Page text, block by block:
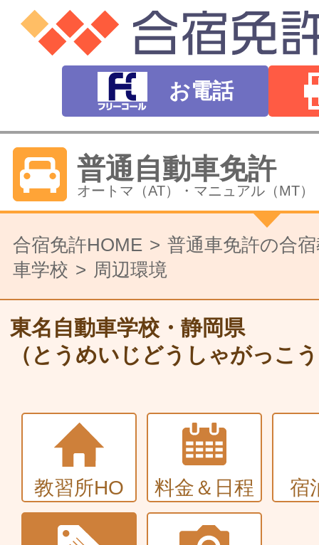
お電話
普通自動車免許
オートマ（AT）・マニュアル（MT）
バイク免許
普通二輪（中型二輪）・大型二輪
大型〜二種免許
中型・大型特殊・けん引・大型二種
普通車+バイク
同時取得
合宿免許HOME
普通車免許の合
車学校
周辺環境
東名自動車学校・静岡県
（とうめいじどうしゃがっこ
教習所HO 料金＆日程 宿